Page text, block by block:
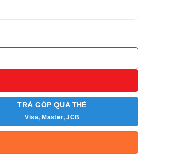
TRẢ GÓP QUA THẺ
Visa, Master, JCB